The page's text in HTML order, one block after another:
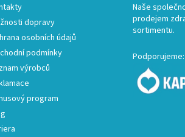
dopravy
osobních údajů
podmínky
výrobců
program
Naše
prodejem
sortimentu.
Podporujeme: